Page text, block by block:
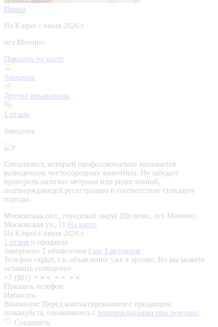
Ирина
На Kinpet c июня 2026 г.
пгт Монино
Показать на карте
Заводчик
Другие объявления
1 отзыв
Заводчик
Специалист, который профессионально занимается
разведением чистопородных животных. Не забудьте
проверить наличие метрики или родословной,
подтверждающей регистрацию и соответствие стандарту
породы.
Московская обл., городской округ Щёлково, пгт Монино,
Московская ул., 11 На карте
На Kinpet c июня 2026 г.
1 отзыв о продавце
Завершено 2 объявления Еще 1 активное
Телефон скрыт, т.к. объявление уже в архиве. Но вы можете
оставить сообщение.
+7 (901) ⚬⚬⚬ ⚬⚬ ⚬⚬
Показать телефон
Написать
Внимание: Перед контактированием с продавцом,
пожалуйста, ознакомьтесь с рекомендациями при покупке.
Сохранить